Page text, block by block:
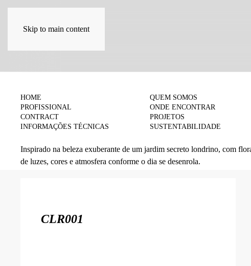
Skip to main content
HOME QUEM SOMOS
PROFISSIONAL
ONDE ENCONTRAR
CONTRACT
PROJETOS
INFORMAÇÕES TÉCNICAS
SUSTENTABILIDADE
Romance
Inspirado na beleza exuberante de um jardim secreto londrino, com
de luzes, cores e atmosfera conforme o dia se desenrola.
CLR001